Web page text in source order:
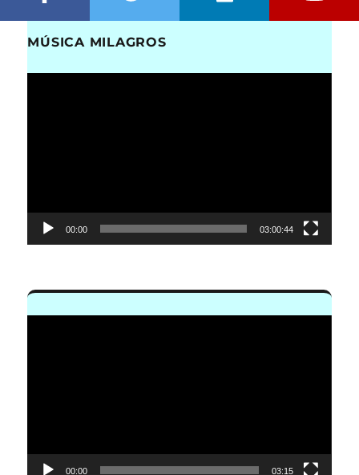
MÚSICA MILAGROS
00:00 03:00:44
00:00 03:15